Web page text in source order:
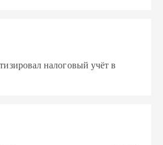
налоговый учёт в